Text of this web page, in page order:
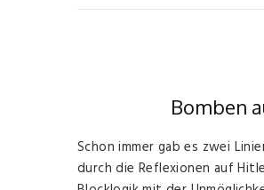
Bomben
Schon immer gab es zwei
durch die Reflexionen auf